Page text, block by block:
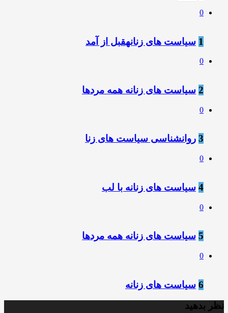
0
1 سیاست های زنانهقبل از آمد
0
2 سیاست های زنانه همه مردها
0
3 روانشناسی سیاست های زنا
0
4 سیاست های زنانه با لب
0
5 سیاست های زنانه همه مردها
0
6 سیاست های زنانه
نظر بدهید